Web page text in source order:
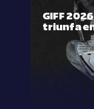
GIFF
triunfa